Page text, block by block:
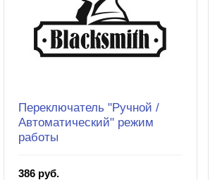
Переключатель "Ручной /
Автоматический" режим
работы
386 руб.